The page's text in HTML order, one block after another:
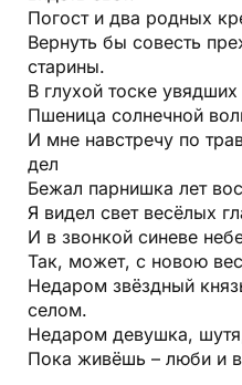
Погост и два родных
Вернуть бы совесть
старины.
В глухой тоске
Пшеница солнечной
И мне навстречу по
дел
Бежал парнишка лет
Я видел свет весёлых
И в звонкой синеве
Так, может, с новою
Недаром звёздный
селом.
Недаром девушка,
Пока живёшь – люби и